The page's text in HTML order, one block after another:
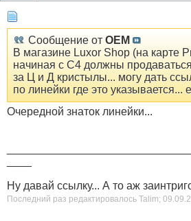
Сообщение от OEM
В магазине Luxor Shop (на карте
начиная с С4 должны
за Ц и Д кристылы... могу дать
по линейки где это указывается...
Очередной знаток линейки...
Ну давай ссылку... А то аж
Последний раз редактировалось Talim;